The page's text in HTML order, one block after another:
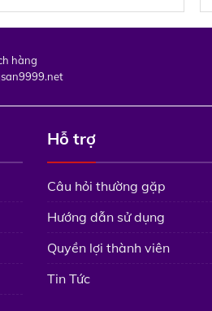
hàng
Hỗ trợ
Câu hỏi thường gặp
Hướng dẫn sử dụng
Quyền lợi thành viên
Tin Tức